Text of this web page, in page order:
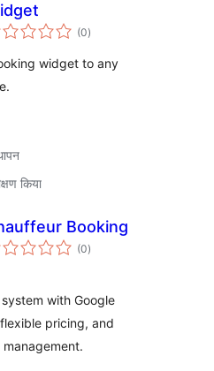
(0कुल
दर)
widget to any
किया
Booking
(0कुल
दर)
with Google
pricing, and